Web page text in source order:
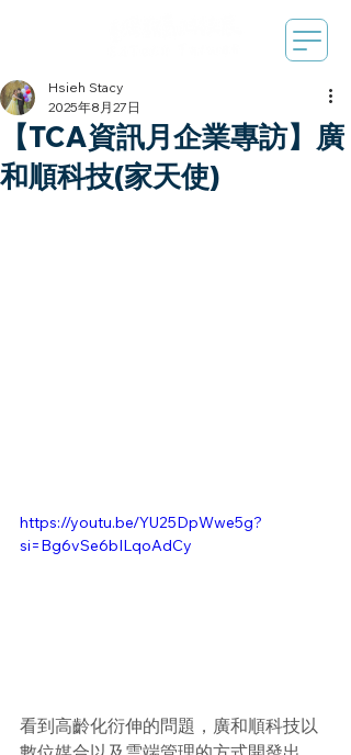
【TCA資訊月企業專訪】廣
和順科技(家天使)
Hsieh Stacy
2025年8月27日
https://youtu.be/YU25DpWwe5g?
si=Bg6vSe6bILqoAdCy
看到高齡化衍伸的問題，廣和順科技以